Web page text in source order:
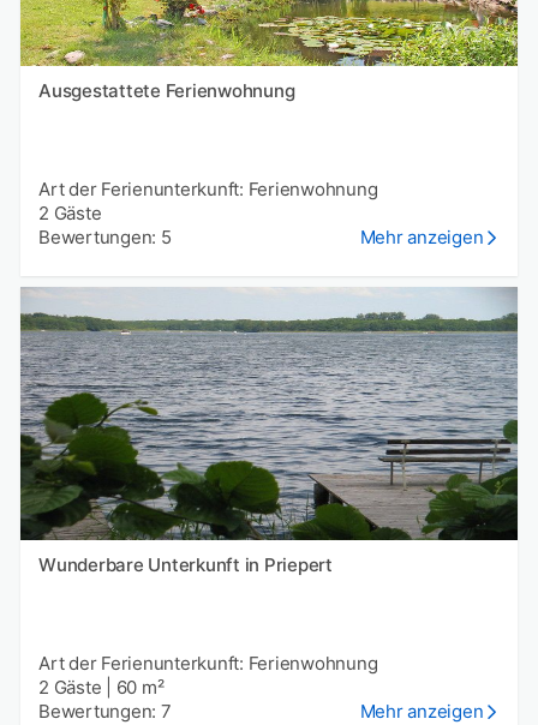
Ausgestattete Ferienwohnung
Art der Ferienunterkunft: Ferienwohnung
2 Gäste
Bewertungen: 5
Mehr anzeigen
Wunderbare Unterkunft in Priepert
Art der Ferienunterkunft: Ferienwohnung
2 Gäste
60 m²
Bewertungen: 7
Mehr anzeigen